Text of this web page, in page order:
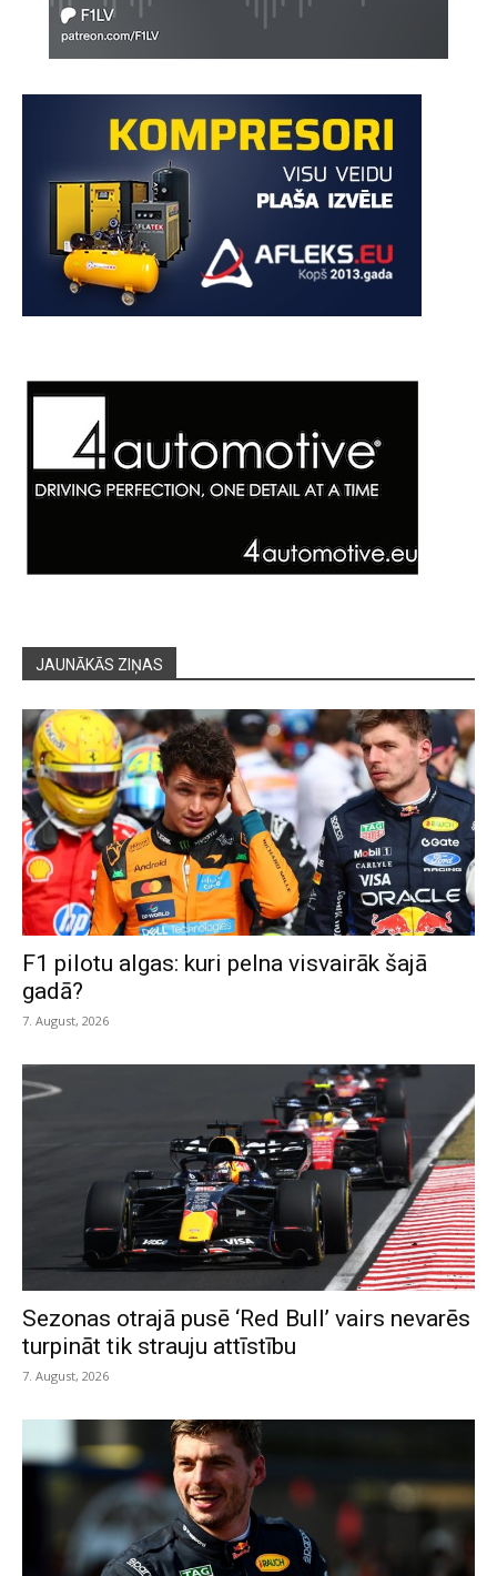
JAUNĀKĀS ZIŅAS
F1 pilotu algas: kuri pelna visvairāk šajā
gadā?
7. August, 2026
Sezonas otrajā pusē ‘Red Bull’ vairs nevarēs
turpināt tik strauju attīstību
7. August, 2026